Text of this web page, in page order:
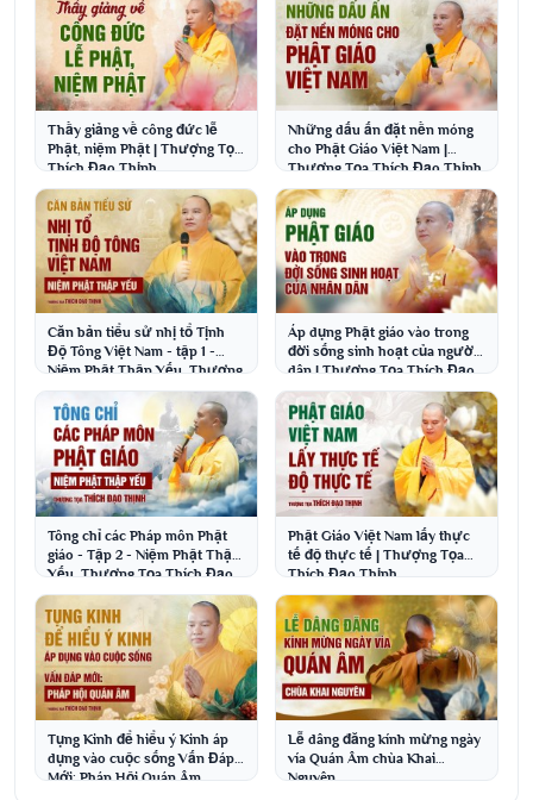
Thầy giảng về công đức lễ
Phật, niệm Phật | Thượng Tọa
Thích Đạo Thịnh
Những dấu ấn đặt nền móng
cho Phật Giáo Việt Nam |
Thượng Tọa Thích Đạo Thịnh
Căn bản tiểu sử nhị tổ Tịnh
Độ Tông Việt Nam - tập 1 -
Niệm Phật Thập Yếu, Thượng
Tọa Thích Đạo Thịnh
Áp dụng Phật giáo vào trong
đời sống sinh hoạt của người
dân | Thượng Tọa Thích Đạo
Thịnh
Tông chỉ các Pháp môn Phật
giáo - Tập 2 - Niệm Phật Thập
Yếu, Thượng Tọa Thích Đạo
Thịnh
Phật Giáo Việt Nam lấy thực
tế độ thực tế | Thượng Tọa
Thích Đạo Thịnh
Tụng Kinh để hiểu ý Kinh áp
dụng vào cuộc sống Vấn Đáp
Mới: Pháp Hội Quán Âm
Lễ dâng đăng kính mừng ngày
vía Quán Âm chùa Khai
Nguyên